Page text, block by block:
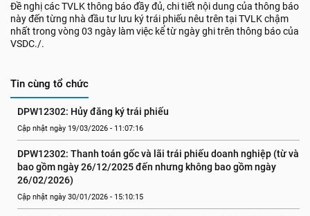
Đề nghị các TVLK thông báo đầy đủ, chi tiết nội dung của thông báo
này đến từng nhà đầu tư lưu ký trái phiếu nêu trên tại TVLK chậm
nhất trong vòng 03 ngày làm việc kể từ ngày ghi trên thông báo của
VSDC./.
Tin cùng tổ chức
DPW12302: Hủy đăng ký trái phiếu
Cập nhật ngày 19/03/2026 - 11:07:16
DPW12302: Thanh toán gốc và lãi trái phiếu doanh nghiệp (từ và
bao gồm ngày 26/12/2025 đến nhưng không bao gồm ngày
26/02/2026)
Cập nhật ngày 30/01/2026 - 15:10:15